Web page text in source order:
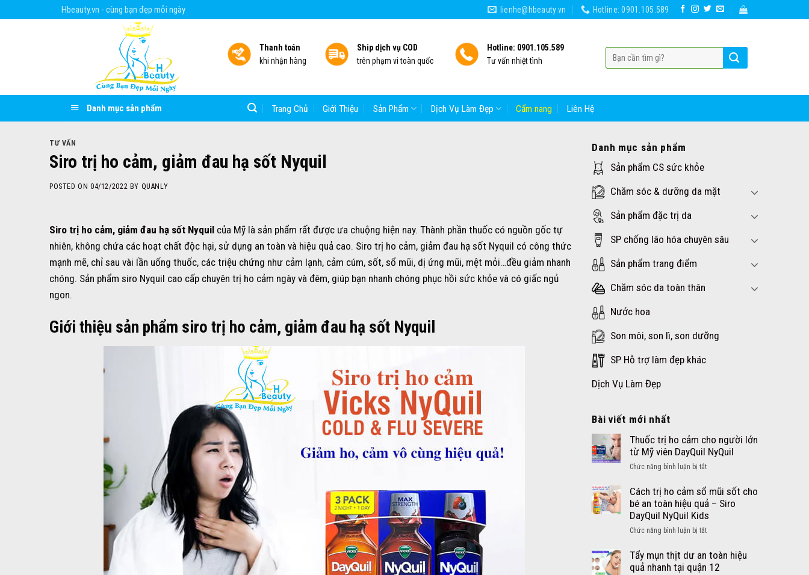
Hbeauty.vn - cùng bạn đẹp mỗi ngày lienhe@hbeauty.vn Hotline: 0901.105.589
Thanh toán
khi nhận hàng
Ship dịch vụ COD
trên phạm vi toàn quốc
Hotline: 0901.105.589
Tư vấn nhiệt tình
Danh mục sản phẩm Trang Chủ Giới Thiệu Sản Phẩm Dịch Vụ Làm Đẹp Cẩm nang Liên Hệ
TƯ VẤN
Siro trị ho cảm, giảm đau hạ sốt Nyquil
POSTED ON04/12/2022 BY QUANLY
Siro trị ho cảm, giảm đau hạ sốt Nyquil của Mỹ là sản phẩm rất được ưa chuộng hiện nay. Thành phần thuốc có nguồn gốc tự
nhiên, không chứa các hoạt chất độc hại, sử dụng an toàn và hiệu quả cao. Siro trị ho cảm, giảm đau hạ sốt Nyquil có công thức
mạnh mẽ, chỉ sau vài lần uống thuốc, các triệu chứng như cảm lạnh, cảm cúm, sốt, sổ mũi, dị ứng mũi, mệt mỏi…đều giảm nhanh
chóng. Sản phẩm siro Nyquil cao cấp chuyên trị ho cảm ngày và đêm, giúp bạn nhanh chóng phục hồi sức khỏe và có giấc ngủ
ngon.
Giới thiệu sản phẩm siro trị ho cảm, giảm đau hạ sốt Nyquil
Danh mục sản phẩm
Sản phẩm CS sức khỏe
Chăm sóc & dưỡng da mặt
Sản phẩm đặc trị da
SP chống lão hóa chuyên sâu
Sản phẩm trang điểm
Chăm sóc da toàn thân
Nước hoa
Son môi, son lì, son dưỡng
SP Hỗ trợ làm đẹp khác
Dịch Vụ Làm Đẹp
Bài viết mới nhất
Thuốc trị ho cảm cho người lớn
từ Mỹ viên DayQuil NyQuil
Chức năng bình luận bị tắtở
trị
ho
cảm
người
từ
Mỹ
Cách trị ho cảm sổ mũi sốt cho
bé an toàn hiệu quả – Siro
DayQuil NyQuil Kids
Chức năng bình luận bị tắtở
trị
ho
Tẩy mụn thịt dư an toàn hiệu
quả nhanh tại quận 12